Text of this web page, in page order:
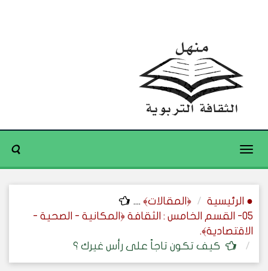
Toggle
● الرئيسية ﴿المقالات﴾ ....
05- القسم الخامس : الثقافة ﴿المكانية - الصحية -
الاقتصادية﴾.
كيف تكون تاجاً على رأس غيرك ؟